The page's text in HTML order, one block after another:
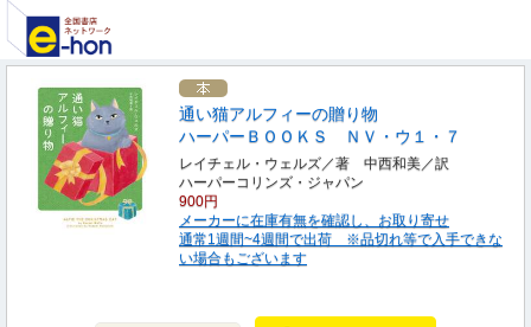
通い猫アルフィーの贈り物
ハーパーＢＯＯＫＳ ＮＶ・ウ１・７
レイチェル・ウェルズ／著 中西和美／訳
ハーパーコリンズ・ジャパン
900円
メーカーに在庫有無を確認し、お取り寄せ
通常1週間~4週間で出荷 ※品切れ等で入手できな
い場合もございます